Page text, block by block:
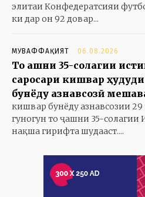
элитаи Конфедератсияи
ки дар он 92 довар...
МУВАФФАҚИЯТ 06.08.2026
То ҷашни 35-солагии
саросари кишвар
бунёду азнавсозӣ
кишвар бунёду азнавсозии
гуногун то ҷашни 35-солагии
нақша гирифта шудааст....